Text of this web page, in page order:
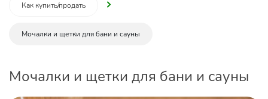
Как купить/продать
Мочалки и щетки для бани и сауны
Мочалки и щетки для бани и сауны